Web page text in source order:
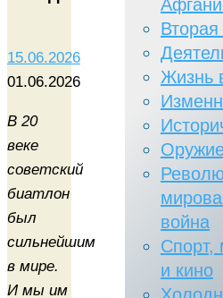
15.06.2026
01.06.2026
В 20
веке
советский
биатлон
был
сильнейшим
в мире.
И мы им
Жизнь
война
Спорт,
и кино